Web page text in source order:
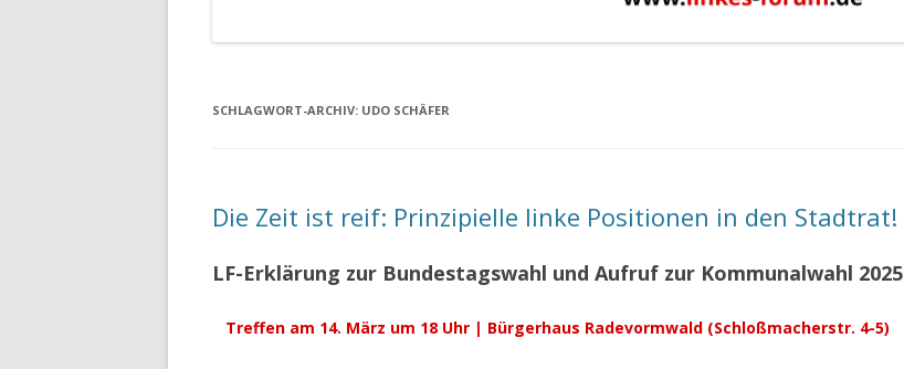
SCHLAGWORT-ARCHIV: UDO SCHÄFER
Die Zeit ist reif: Prinzipielle linke Positionen in den Stadtrat!
LF-Erklärung zur Bundestagswahl und Aufruf zur Kommunalwahl 2025
Treffen am 14. März um 18 Uhr | Bürgerhaus Radevormwald (Schloßmacherstr. 4-5)